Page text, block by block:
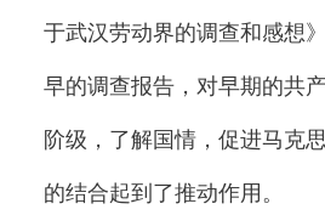
于武汉劳动界的调查和感想
早的调查报告，对早期的共
阶级，了解国情，促进马克
的结合起到了推动作用。